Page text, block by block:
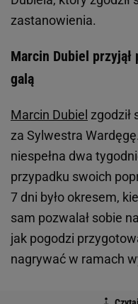
zastanowienia.
Marcin Dubiel
galą
Marcin Dubiel zgodził
za Sylwestra
niespełna dwa
przypadku swoich
7 dni było okresem,
sam pozwalał sobie
jak pogodzi
nagrywać w ramach